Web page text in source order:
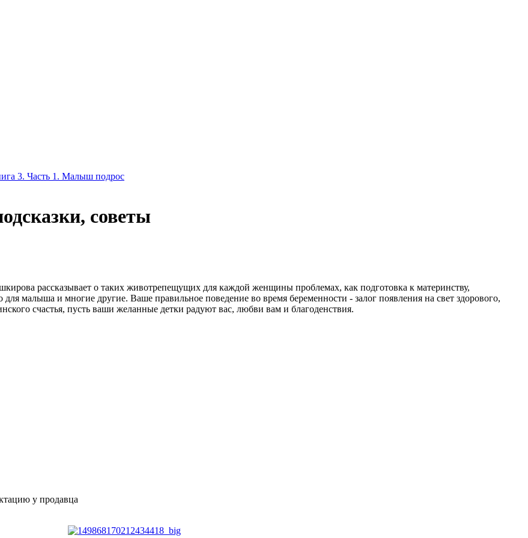
3. Часть 1. Малыш подрос
советы
рассказывает о таких животрепещущих для каждой женщины проблемах, как подготовка к материнству,
малыша и многие другие. Ваше правильное поведение во время беременности - залог появления на свет здорового,
счастья, пусть ваши желанные детки радуют вас, любви вам и благоденствия.
у продавца